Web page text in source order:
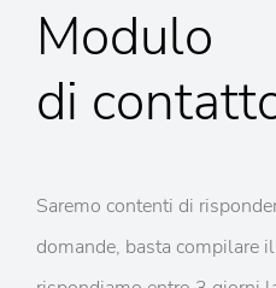
Modulo
di
Saremo contenti di
domande, basta compilare